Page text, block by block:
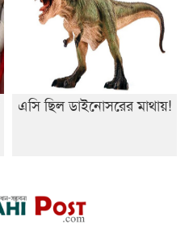
এসি ছিল ডাইনোসরের মাথায়!